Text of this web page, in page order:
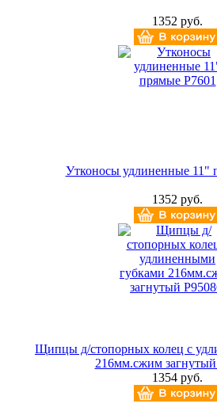
1352 руб.
Утконосы удлиненные 11"
1352 руб.
Щипцы д/стопорных колец с
216мм.сжим загнутый
1354 руб.